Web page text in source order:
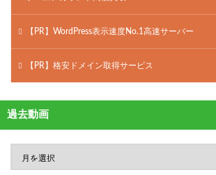
【PR】WordPress表示速度No.1高速サーバー
【PR】格安ドメイン取得サービス
過去動画